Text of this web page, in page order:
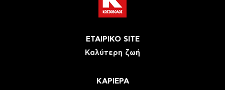
ΕΤΑΙΡΙΚΟ SITE
Καλύτερη ζωή
ΚΑΡΙΕΡΑ